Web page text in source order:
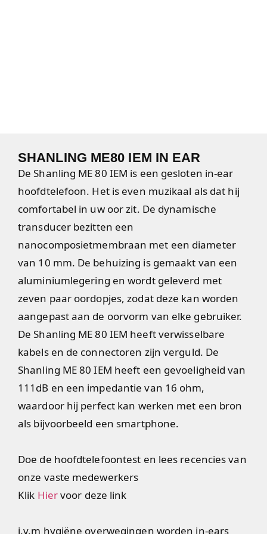
SHANLING ME80 IEM IN EAR
De Shanling ME 80 IEM is een gesloten in-ear
hoofdtelefoon. Het is even muzikaal als dat hij
comfortabel in uw oor zit. De dynamische
transducer bezitten een
nanocomposietmembraan met een diameter
van 10 mm. De behuizing is gemaakt van een
aluminiumlegering en wordt geleverd met
zeven paar oordopjes, zodat deze kan worden
aangepast aan de oorvorm van elke gebruiker.
De Shanling ME 80 IEM heeft verwisselbare
kabels en de connectoren zijn verguld. De
Shanling ME 80 IEM heeft een gevoeligheid van
111dB en een impedantie van 16 ohm,
waardoor hij perfect kan werken met een bron
als bijvoorbeeld een smartphone.
Doe de hoofdtelefoontest en lees recencies van
onze vaste medewerkers
Klik Hiervoor deze link
i.v.m hygiëne overwegingen worden in-ears